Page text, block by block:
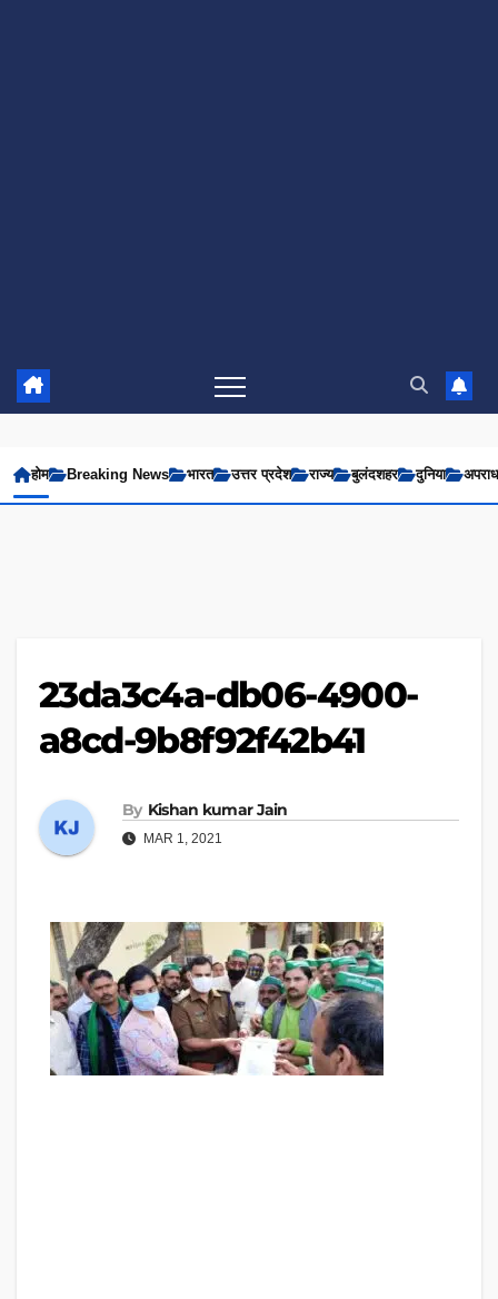
होम Breaking News भारत उत्तर प्रदेश राज्य बुलंदशहर दुनिया अपराध
23da3c4a-db06-4900-
a8cd-9b8f92f42b41
By Kishan kumar Jain
MAR 1, 2021